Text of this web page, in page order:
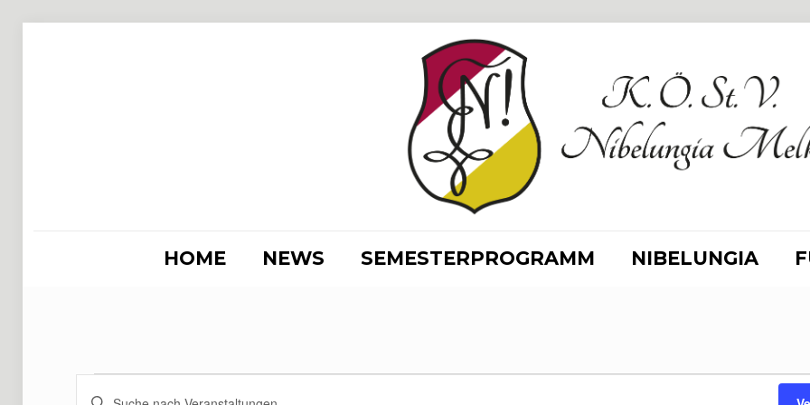
HOME NEWS SEMESTERPROGRAMM NIBELUNGIA
Veranstaltungen
Bitte